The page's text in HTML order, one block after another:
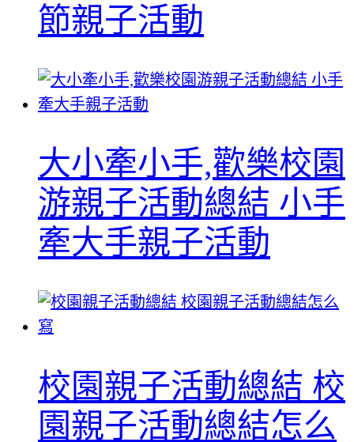
節親子活動
大小牽小手,歡樂校園
游親子活動總結 小手
牽大手親子活動
校園親子活動總結 校
園親子活動總結怎么